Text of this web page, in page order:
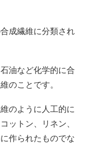
成繊維に分類され
油など化学的に合
のことです。
のように人工的に
ットン、リネン、
作られたものでな